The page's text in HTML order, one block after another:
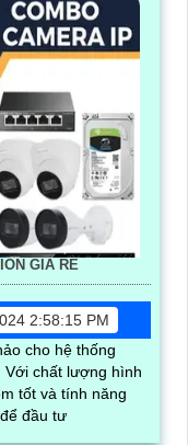
GIÁ RÈ
2:58:15 PM
cho hệ thống
tốt và tính năng
đầu tư